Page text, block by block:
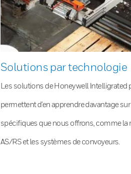
Solutions par technologie
Les solutions de Honeywell Intelligrated
permettent d’en apprendre davantage
spécifiques que nous offrons, comme la
AS/RS et les systèmes de convoyeurs.